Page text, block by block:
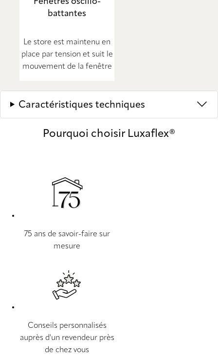
battantes
Le store est maintenu en
place par tension et suit le
mouvement de la fenêtre
Caractéristiques techniques
Pourquoi choisir Luxaflex®
75 ans de savoir-faire sur
mesure
Conseils personnalisés
auprès d'un revendeur près
de chez vous